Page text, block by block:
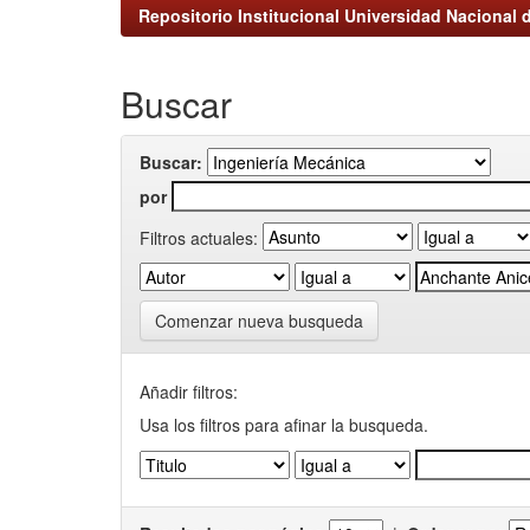
Repositorio Institucional Universidad Nacional
Buscar
Buscar:
por
Filtros actuales:
Comenzar nueva busqueda
Añadir filtros:
Usa los filtros para afinar la busqueda.